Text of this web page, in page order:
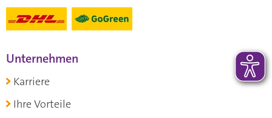
Unternehmen
Karriere
Ihre Vorteile